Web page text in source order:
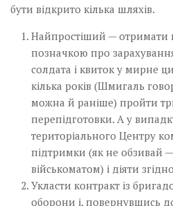
бути відкрито кілька шляхів.
Найпростіший — отримати
позначкою про
солдата і квиток у мирне
кілька років (Шмигаль
можна й раніше) пройти
перепідготовки. А у
територіального Центру
підтримки (як не обзивай
військоматом) і діяти
Укласти контракт із
оборони і, повернувшись